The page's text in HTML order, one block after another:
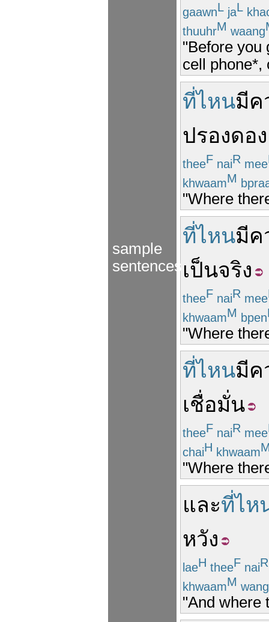
sample
sentences
gaawnL jaL
thuuhrM waang
"Before you
cell phone*,
ที่ไหนมีค
ปรองดอง
theeF naiR mee
khwaamM
"Where
ที่ไหนมีค
เป็นจริง
theeF naiR mee
khwaamM bpen
"Where
ที่ไหนมีค
เชื่อมั่น
theeF naiR mee
chaiH khwaam
"Where
และที่ไห
หวัง
laeH theeF naiR
khwaamM wang
"And where